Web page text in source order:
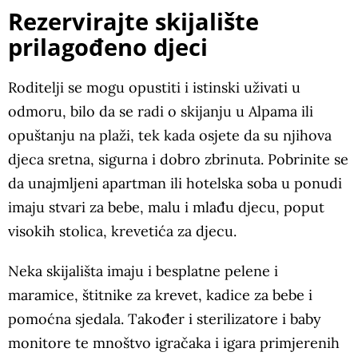
Rezervirajte skijalište
prilagođeno djeci
Roditelji se mogu opustiti i istinski uživati u
odmoru, bilo da se radi o skijanju u Alpama ili
opuštanju na plaži, tek kada osjete da su njihova
djeca sretna, sigurna i dobro zbrinuta. Pobrinite se
da unajmljeni apartman ili hotelska soba u ponudi
imaju stvari za bebe, malu i mlađu djecu, poput
visokih stolica, krevetića za djecu.
Neka skijališta imaju i besplatne pelene i
maramice, štitnike za krevet, kadice za bebe i
pomoćna sjedala. Također i sterilizatore i baby
monitore te mnoštvo igračaka i igara primjerenih